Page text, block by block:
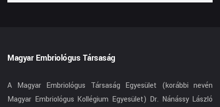
Magyar Embriológus Társaság
A Magyar Embriológus Társaság Egyesület (korábbi nevén
Magyar Embriológus Kollégium Egyesület) Dr. Nánássy László